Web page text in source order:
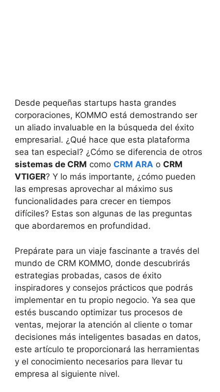
Desde pequeñas startups hasta grandes
corporaciones, KOMMO está demostrando ser
un aliado invaluable en la búsqueda del éxito
empresarial. ¿Qué hace que esta plataforma
sea tan especial? ¿Cómo se diferencia de otros
sistemas de CRM como CRM ARA o CRM
VTIGER? Y lo más importante, ¿cómo pueden
las empresas aprovechar al máximo sus
funcionalidades para crecer en tiempos
difíciles? Estas son algunas de las preguntas
que abordaremos en profundidad.
Prepárate para un viaje fascinante a través del
mundo de CRM KOMMO, donde descubrirás
estrategias probadas, casos de éxito
inspiradores y consejos prácticos que podrás
implementar en tu propio negocio. Ya sea que
estés buscando optimizar tus procesos de
ventas, mejorar la atención al cliente o tomar
decisiones más inteligentes basadas en datos,
este artículo te proporcionará las herramientas
y el conocimiento necesarios para llevar tu
empresa al siguiente nivel.